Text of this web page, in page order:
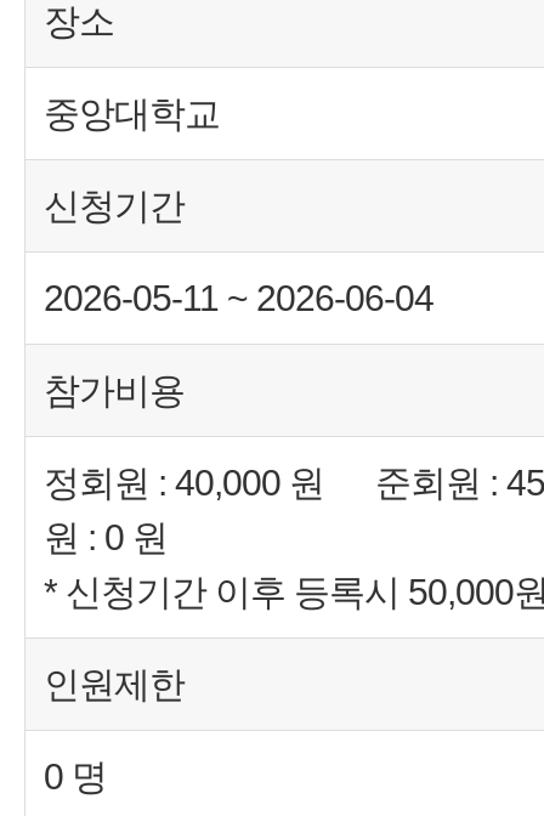
장소
중앙대학교
신청기간
2026-05-11 ~ 2026-06-04
참가비용
정회원 : 40,000 원 준회원 :
원 : 0 원
* 신청기간 이후 등록시 50,000
인원제한
0 명